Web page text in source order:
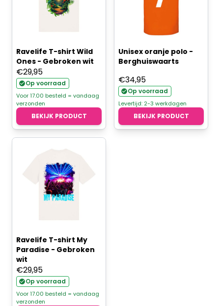
Ravelife T-shirt Wild
Ones - Gebroken wit
€29,95
Op voorraad
Voor 17.00 besteld = vandaag
verzonden
BEKIJK PRODUCT
Unisex oranje polo -
Berghuiswaarts
€34,95
Op voorraad
Levertijd: 2-3 werkdagen
BEKIJK PRODUCT
Ravelife T-shirt My
Paradise - Gebroken
wit
€29,95
Op voorraad
Voor 17.00 besteld = vandaag
verzonden